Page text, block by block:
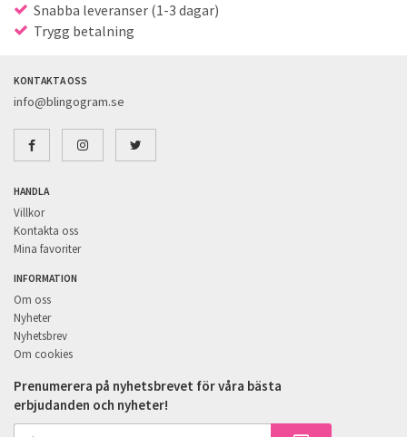
Snabba leveranser (1-3 dagar)
Trygg betalning
KONTAKTA OSS
info@blingogram.se
HANDLA
Villkor
Kontakta oss
Mina favoriter
INFORMATION
Om oss
Nyheter
Nyhetsbrev
Om cookies
Prenumerera på nyhetsbrevet för våra bästa
erbjudanden och nyheter!